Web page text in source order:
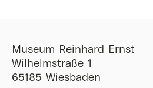
Museum Reinhard Ernst
Wilhelmstraße 1
65185 Wiesbaden